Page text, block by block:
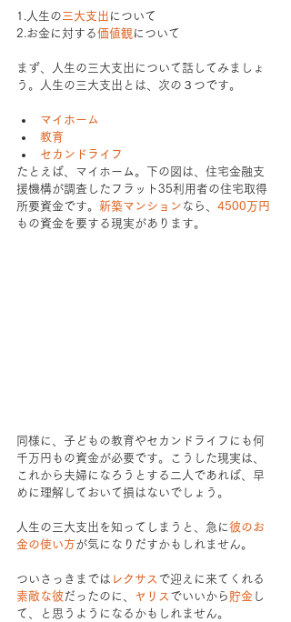
1.人生の三大支出 について
2.お金に対する価値観 について
まず、人生の三大支出について話してみましょ
う。人生の三大支出とは、次の３つです。
マイホーム
教育
セカンドライフ
たとえば、マイホーム。下の図は、住宅金融支
援機構が調査したフラット35利用者の住宅取得
所要資金です。 新築マンション なら、 4500万円
もの資金を要する現実があります。
同様に、子どもの教育やセカンドライフにも何
千万円もの資金が必要です。こうした現実は、
これから夫婦になろうとする二人であれば、早
めに理解しておいて損はないでしょう。
人生の三大支出を知ってしまうと、急に彼のお
金の使い方が気になりだすかもしれません。
ついさっきまでは レクサス で迎えに来てくれる
素敵な彼 だったのに、 ヤリス でいいから 貯金 し
て、と思うようになるかもしれません。